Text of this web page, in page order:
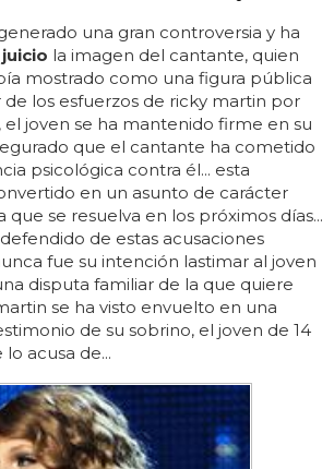
una gran controversia y ha
juicio la imagen del cantante, quien
mostrado como una figura pública
de los esfuerzos de ricky martin por
el joven se ha mantenido firme en su
que el cantante ha cometido
psicológica contra él... esta
en un asunto de carácter
que se resuelva en los próximos días...
de estas acusaciones
fue su intención lastimar al joven
disputa familiar de la que quiere
se ha visto envuelto en una
de su sobrino, el joven de 14
acusa de...